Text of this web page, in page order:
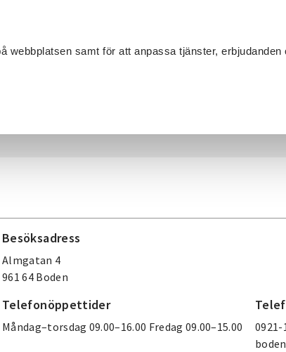
samt för att anpassa tjänster, erbjudanden
Besöksadress
Almgatan 4
961 64 Boden
Telefonöppettider
Måndag–torsdag 09.00–16.00 Fredag 09.00–15.00
0921-